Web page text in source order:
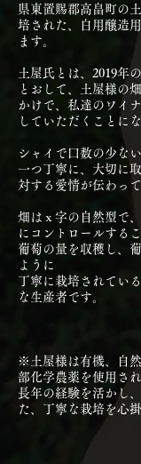
県東置賜郡高畠町の
培された、白用醸造
ます。
土屋氏とは、2019年
とおして、土屋様の
かけで、私達のワイ
していただくことに
シャイで口数の少な
一つ丁寧に、大切に
対する愛情が伝わっ
畑はｘ字の自然型で
にコントロールする
葡萄の量を収穫し、
ように
丁寧に栽培されてい
な生産者です。
※土屋様は有機、自
部化学農薬を使用さ
長年の経験を活かし
た、丁寧な栽培を心